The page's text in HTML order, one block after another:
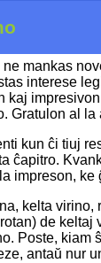
ne mankas
interese
kaj
Gratulon al
kun ĉi tiuj
ĉapitro.
impreson, ke
kelta
de
Poste, kiam
antaŭ nur